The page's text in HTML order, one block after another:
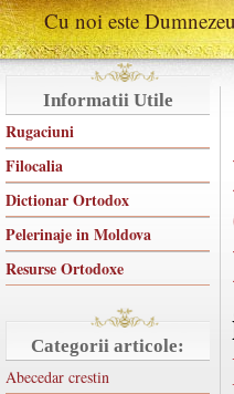
Cu noi este
Informatii Utile
Rugaciuni
Filocalia
Dictionar Ortodox
Pelerinaje in Moldova
Resurse Ortodoxe
Categorii articole:
Abecedar crestin